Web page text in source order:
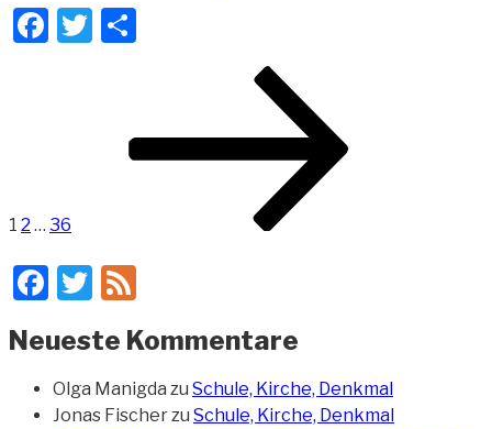
Facebook
Twitter
Seitennummerierung
1 2 … 36
Facebook
Twitter
Neueste Kommentare
Olga Manigda zu Schule, Kirche, Denkmal
Jonas Fischerzu Schule, Kirche, Denkmal